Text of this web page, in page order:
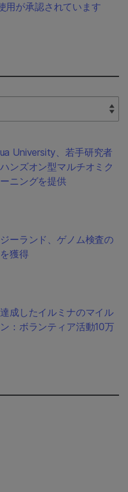
用が承認されています
University、若手研究者
ンズオン型マルチオミク
ニングを提供
ーランド、ゲノム検査の
獲得
成したイルミナのマイル
：ボランティア活動10万
Linkedin